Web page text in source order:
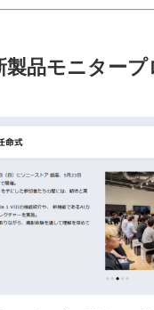
製品モニタープ